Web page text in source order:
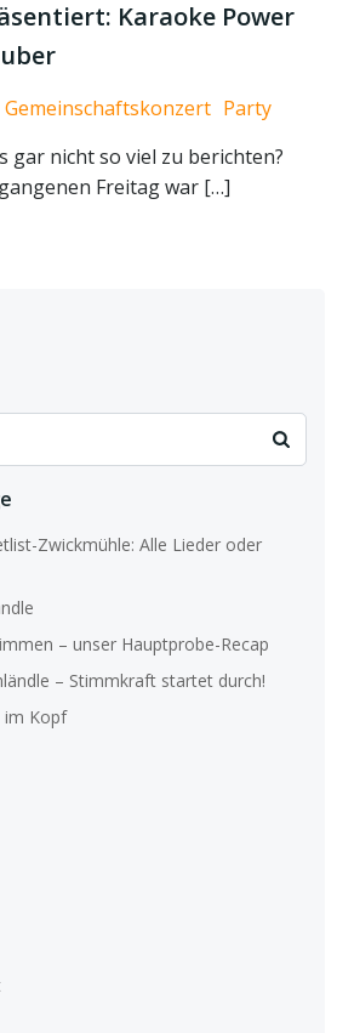
Karaoke Power
Gemeinschaftskonzert Party
gar nicht so viel zu berichten?
Freitag war […]
Zwickmühle: Alle Lieder oder
– unser Hauptprobe-Recap
– Stimmkraft startet durch!
im Kopf